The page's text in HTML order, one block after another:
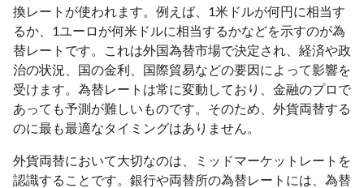
換レートが使われます。例えば、1米ドルが何円に相当す
るか、1ユーロが何米ドルに相当するかなどを示すのが為
替レートです。これは外国為替市場で決定され、経済や政
治の状況、国の金利、国際貿易などの要因によって影響を
受けます。為替レートは常に変動しており、金融のプロで
あっても予測が難しいものです。そのため、外貨両替する
のに最も最適なタイミングはありません。
外貨両替において大切なのは、ミッドマーケットレートを
認識することです。銀行や両替所の為替レートには、為替